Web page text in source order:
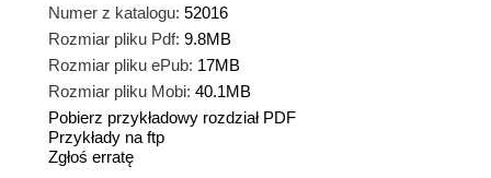
Numer z katalogu: 52016
Rozmiar pliku Pdf: 9.8MB
Rozmiar pliku ePub: 17MB
Rozmiar pliku Mobi: 40.1MB
Pobierz przykładowy rozdział PDF
Przykłady na ftp
Zgłoś erratę